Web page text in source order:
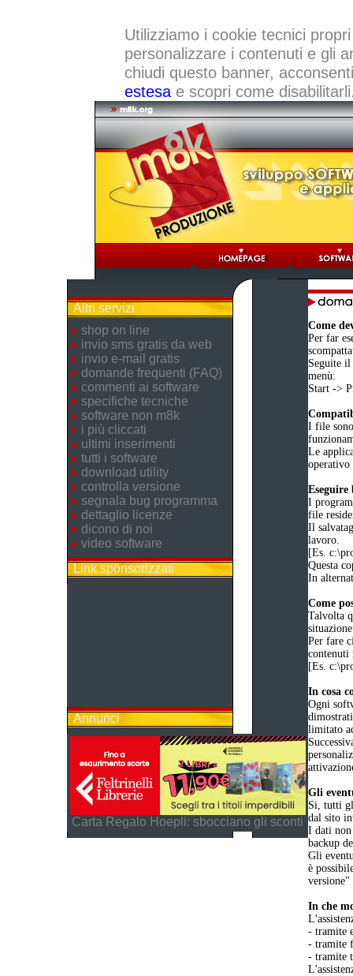
Utilizziamo i cookie tecnici
personalizzare i contenuti e gli
chiudi questo banner,
estesae scopri come
Altri servizi
shop on line
invio sms gratis da web
invio e-mail gratis
domande frequenti (FAQ)
commenti ai software
specifiche tecniche
software non m8k
i più cliccati
ultimi inserimenti
tutti i software
download utility
controlla versione
segnala bug programma
dettaglio licenze
dicono di noi
video software
Link sponsorizzati
Annunci
Carta Regalo Hoepli: sbocciano gli sconti
Come
Per far
Seguite
menù:
Start ->
I file
Le
operativo
I
file
Il
lavoro.
[Es.
Questa
In
Come
Talvolta
Per fare
contenuti
[Es.
In cosa
Ogni
limitato
Gli
Si, tutti
dal sito
I dati
backup
Gli
è
versione"
In che
- tramite
- tramite
- tramite